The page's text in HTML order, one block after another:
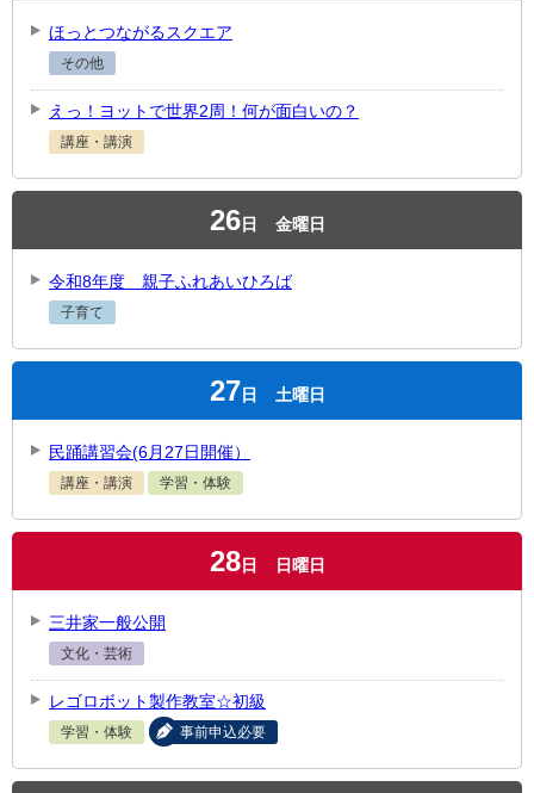
ほっとつながるスクエア
その他
えっ！ヨットで世界2周！何が面白いの？
講座・講演
26日 金曜日
令和8年度 親子ふれあいひろば
子育て
27 日 土曜日
民踊講習会(6月27日開催）
講座・講演 学習・体験
28日 日曜日
三井家一般公開
文化・芸術
レゴロボット製作教室☆初級
学習・体験 事前申込必要